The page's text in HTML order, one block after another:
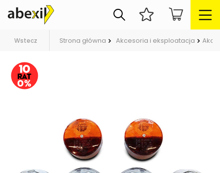
Wstecz Strona główna Akcesoria i eksploatacja